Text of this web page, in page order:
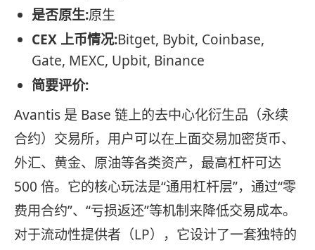
是否原生:原生
CEX 上币情况:Bitget, Bybit, Coinbase,
Gate, MEXC, Upbit, Binance
简要评价:
Avantis 是 Base 链上的去中心化衍生品（永续
合约）交易所，用户可以在上面交易加密货币、
外汇、黄金、原油等各类资产，最高杠杆可达
500 倍。它的核心玩法是“通用杠杆层”，通过“零
费用合约”、“亏损返还”等机制来降低交易成本。
对于流动性提供者（LP），它设计了一套独特的